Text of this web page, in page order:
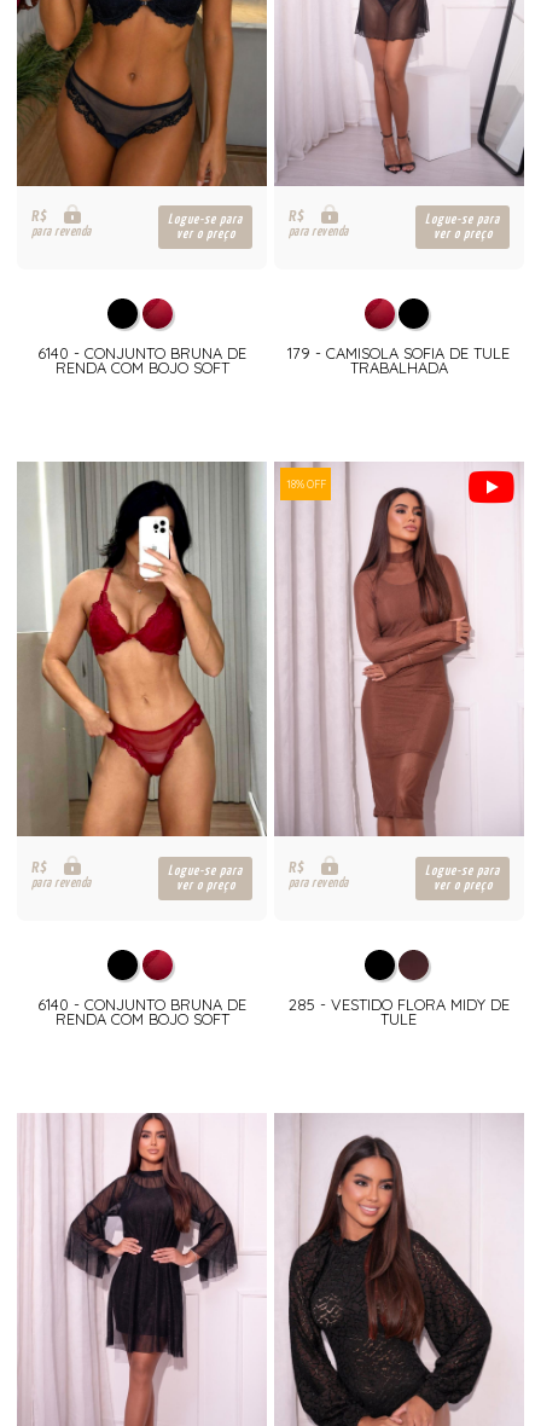
R$
para revenda
Logue-se para
ver o preço
6140 - CONJUNTO BRUNA DE
RENDA COM BOJO SOFT
R$
para revenda
Logue-se para
ver o preço
179 - CAMISOLA SOFIA DE TULE
TRABALHADA
R$
para revenda
Logue-se para
ver o preço
6140 - CONJUNTO BRUNA DE
RENDA COM BOJO SOFT
18% OFF
R$
para revenda
Logue-se para
ver o preço
285 - VESTIDO FLORA MIDY DE
TULE